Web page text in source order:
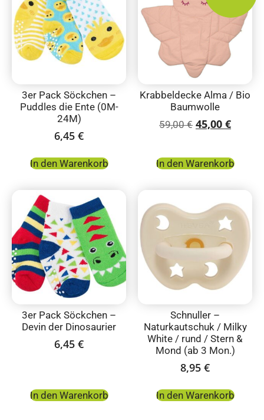
3er Pack Söckchen –
Puddles die Ente (0M-
24M)
6,45 €
In den Warenkorb
Krabbeldecke Alma / Bio
Baumwolle
59,00€ 45,00 €
In den Warenkorb
3er Pack Söckchen –
Devin der Dinosaurier
6,45 €
In den Warenkorb
Schnuller –
Naturkautschuk / Milky
White / rund / Stern &
Mond (ab 3 Mon.)
8,95 €
In den Warenkorb